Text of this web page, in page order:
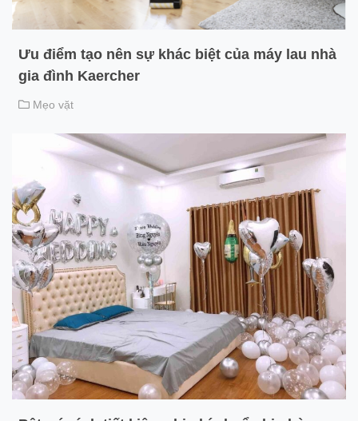
Ưu điểm tạo nên sự khác biệt của máy lau nhà
gia đình Kaercher
Mẹo vặt